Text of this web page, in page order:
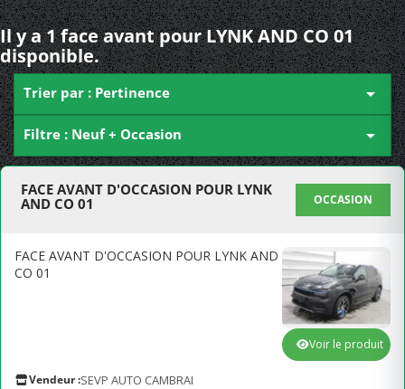
Il y a 1 face avant pour LYNK AND CO 01
disponible.
Trier par : Pertinence 
Filtre : Neuf + Occasion 
FACE AVANT D'OCCASION POUR LYNK
AND CO 01
OCCASION
FACE AVANT D'OCCASION POUR LYNK AND
CO 01
Vendeur :SEVP AUTO CAMBRAI
Voir le produit